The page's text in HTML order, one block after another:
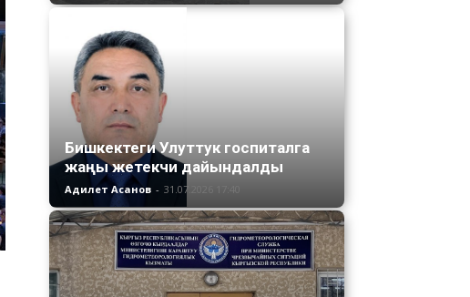
Бишкектеги Улуттук госпиталга
жаңы жетекчи дайындалды
Адилет Асанов - 31.07.2026 17:40